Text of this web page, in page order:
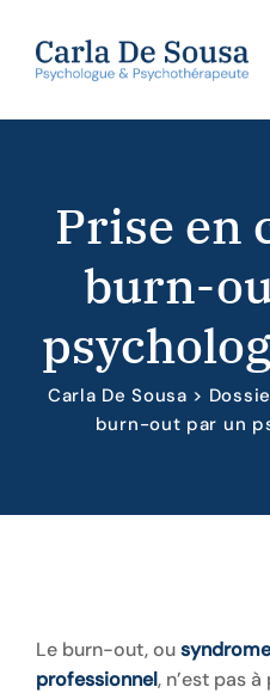
content
Prise en
burn-
Carla De Sousa >
burn-out par un
Le burn-out, ou
professionnel, n’est pas